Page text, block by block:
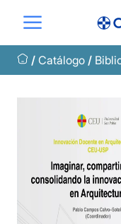
contenido
/ Catálogo /